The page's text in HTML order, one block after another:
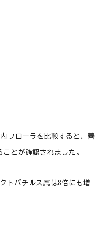
フローラを比較すると、善
とが確認されました。
トバチルス属は8倍にも増